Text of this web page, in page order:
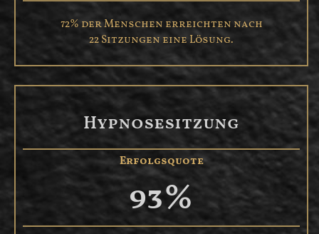
72% der Menschen erreichten nach
22 Sitzungen eine Lösung.
Hypnosesitzung
Erfolgsquote
93%